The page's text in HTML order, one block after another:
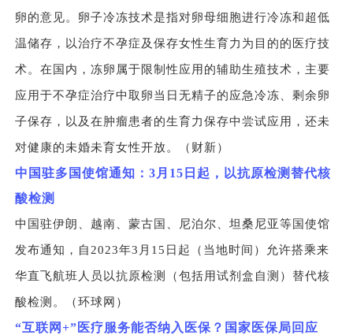
卵的意见。卵子冷冻技术是指对卵母细胞进行冷冻和超低
温储存，以治疗不孕症及保存女性生育力为目的的医疗技
术。在国内，冻卵属于限制性应用的辅助生殖技术，主要
应用于不孕症治疗中取卵当日无精子的应急冷冻、剩余卵
子保存，以及在肿瘤患者的生育力保存中尝试应用，还未
对健康的未婚未育女性开放。（财新）
中国驻多国使馆通知：3月15日起，以抗原检测替代核
酸检测
中国驻伊朗、越南、蒙古国、尼泊尔、坦桑尼亚等国使馆
发布通知，自2023年3月15日起（当地时间）允许搭乘来
华直飞航班人员以抗原检测（包括用试剂盒自测）替代核
酸检测。（环球网）
“互联网+”医疗服务能否纳入医保？国家医保局回应